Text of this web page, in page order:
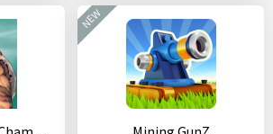
NEW